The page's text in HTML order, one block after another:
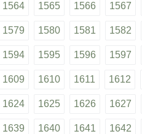
1564 1565 1566 1567
1579 1580 1581 1582
1594 1595 1596 1597
1609 1610 1611 1612
1624 1625 1626 1627
1639 1640 1641 1642